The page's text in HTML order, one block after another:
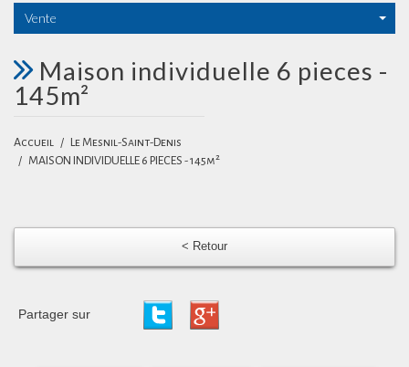
Vente
maison individuelle 6 pieces -
145m²
Accueil
Le Mesnil-Saint-Denis
MAISON INDIVIDUELLE 6 PIECES - 145m²
< Retour
Partager sur